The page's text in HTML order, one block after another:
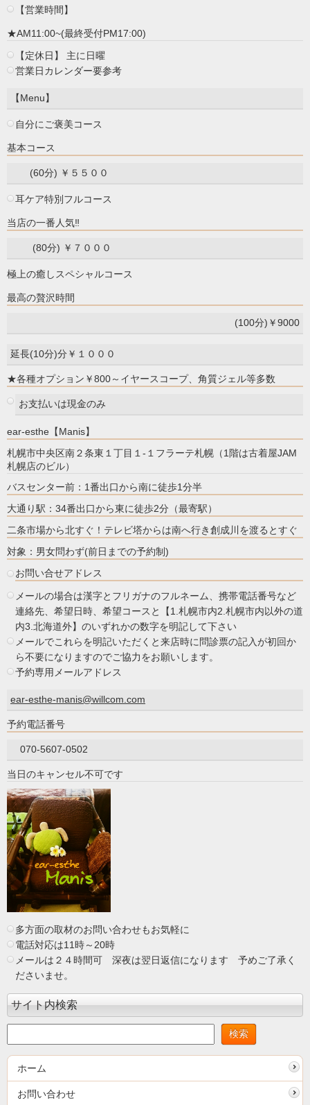
【営業時間】
★AM11:00~(最終受付PM17:00)
【定休日】 主に日曜
営業日カレンダー要参考
【Menu】
自分にご褒美コース
基本コース
(60分) ￥５５００
耳ケア特別フルコース
当店の一番人気‼
(80分) ￥７０００
極上の癒しスペシャルコース
最高の贅沢時間
(100分)￥9000
延長(10分)分￥１０００
★各種オプション￥800～イヤースコープ、角質ジェル等多数
お支払いは現金のみ
ear-esthe【Manis】
札幌市中央区南２条東１丁目１-１フラーテ札幌（1階は古着屋JAM
札幌店のビル）
バスセンター前：1番出口から南に徒歩1分半
大通り駅：34番出口から東に徒歩2分（最寄駅）
二条市場から北すぐ！テレビ塔からは南へ行き創成川を渡るとすぐ
対象：男女問わず(前日までの予約制)
お問い合せアドレス
メールの場合は漢字とフリガナのフルネーム、携帯電話番号など
連絡先、希望日時、希望コースと【1.札幌市内2.札幌市内以外の道
内3.北海道外】のいずれかの数字を明記して下さい
メールでこれらを明記いただくと来店時に問診票の記入が初回か
ら不要になりますのでご協力をお願いします。
予約専用メールアドレス
ear-esthe-manis@willcom.com
予約電話番号
070-5607-0502
当日のキャンセル不可です
多方面の取材のお問い合わせもお気軽に
電話対応は11時～20時
メールは２４時間可 深夜は翌日返信になります 予めご了承く
ださいませ。
サイト内検索
ホーム
お問い合わせ